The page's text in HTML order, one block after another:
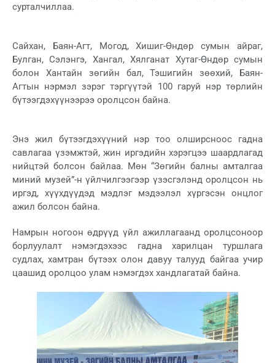
сурталчиллаа.
Сайхан, Баян-Агт, Могод, Хишиг-Өндөр сумын айраг,
Булган, Сэлэнгэ, Хангал, Хялганат Хутаг-Өндөр сумын
болон Хантайн зөгийн бал, Тэшигийн зөөхий, Баян-
Агтын нэрмэл зэрэг тэргүүтэй 100 гаруй нэр төрлийн
бүтээгдэхүүнээрээ оролцсон байна.
Энэ жил бүтээгдэхүүний нэр тоо олширсноос гадна
савлагаа үзэмжтэй, жин иргэдийн хэрэгцээ шаардлагад
нийцтэй болсон байлаа. Мөн “Зөгийн балны амталгаа
миний музей”-н үйлчилгээгээр үзэсгэлэнд оролцсон нь
иргэд, хүүхдүүдэд мэдлэг мэдээлэл хүргэсэн онцлог
ажил болсон байна.
Намрын ногоон өдрүүд үйл ажиллагаанд оролцсоноор
борлуулалт нэмэгдэхээс гадна харилцан туршлага
судлах, хамтран бүтээх олон давуу талууд байгаа учир
цаашид оролцоо улам нэмэгдэх хандлагатай байна.